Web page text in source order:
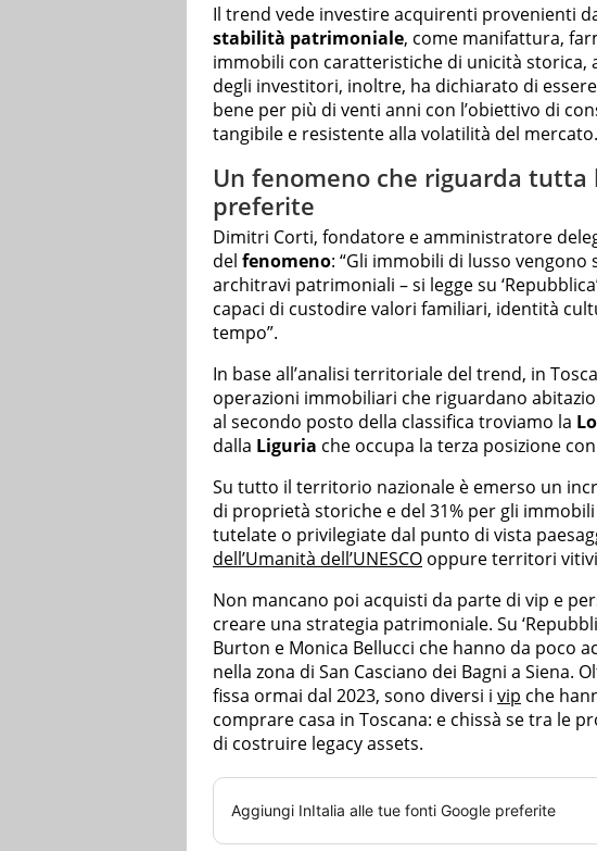
Il trend vede investire acquirenti provenienti
stabilità patrimoniale, come manifattura,
immobili con caratteristiche di unicità storica,
degli investitori, inoltre, ha dichiarato di
bene per più di venti anni con l’obiettivo di
tangibile e resistente alla volatilità del mercato.
Un fenomeno che riguarda tutta
preferite
Dimitri Corti, fondatore e amministratore
del fenomeno: “Gli immobili di lusso
architravi patrimoniali – si legge su
capaci di custodire valori familiari, identità
tempo”.
In base all’analisi territoriale del trend, in
operazioni immobiliari che riguardano
al secondo posto della classifica troviamo la
dalla Liguria che occupa la terza posizione con
Su tutto il territorio nazionale è emerso un
di proprietà storiche e del 31% per gli
tutelate o privilegiate dal punto di vista
dell’Umanità dell’UNESCO oppure territori
Non mancano poi acquisti da parte di vip e
creare una strategia patrimoniale. Su
Burton e Monica Bellucci che hanno da poco
nella zona di San Casciano dei Bagni a Siena.
fissa ormai dal 2023, sono diversi i vip che
comprare casa in Toscana: e chissà se tra le
di costruire legacy assets.
Aggiungi InItalia alle tue fonti Google preferite